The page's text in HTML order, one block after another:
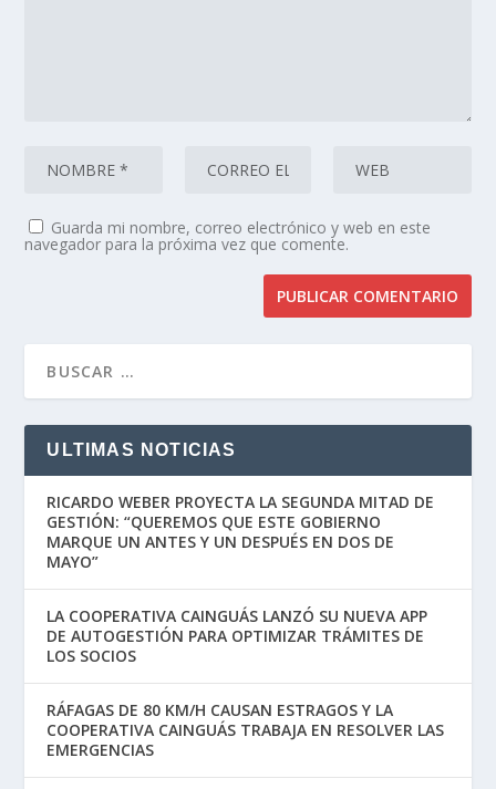
Guarda mi nombre, correo electrónico y web en este
navegador para la próxima vez que comente.
ULTIMAS NOTICIAS
RICARDO WEBER PROYECTA LA SEGUNDA MITAD DE
GESTIÓN: “QUEREMOS QUE ESTE GOBIERNO
MARQUE UN ANTES Y UN DESPUÉS EN DOS DE
MAYO”
LA COOPERATIVA CAINGUÁS LANZÓ SU NUEVA APP
DE AUTOGESTIÓN PARA OPTIMIZAR TRÁMITES DE
LOS SOCIOS
RÁFAGAS DE 80 KM/H CAUSAN ESTRAGOS Y LA
COOPERATIVA CAINGUÁS TRABAJA EN RESOLVER LAS
EMERGENCIAS